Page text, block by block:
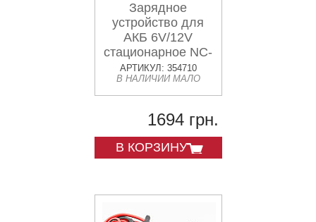
Зарядное
устройство для
АКБ 6V/12V
стационарное NC-
LC15B2
АРТИКУЛ: 354710
В НАЛИЧИИ МАЛО
1694 грн.
В КОРЗИНУ